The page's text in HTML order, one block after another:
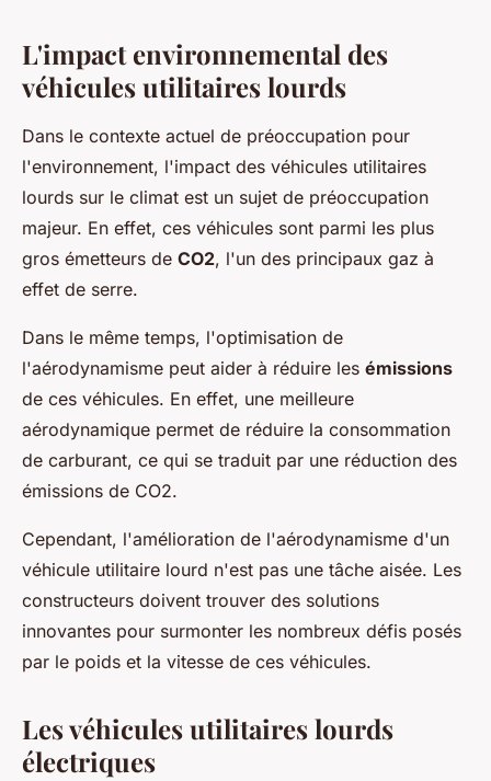
L'impact environnemental des
véhicules utilitaires lourds
Dans le contexte actuel de préoccupation pour
l'environnement, l'impact des véhicules utilitaires
lourds sur le climat est un sujet de préoccupation
majeur. En effet, ces véhicules sont parmi les plus
gros émetteurs de CO2, l'un des principaux gaz à
effet de serre.
Dans le même temps, l'optimisation de
l'aérodynamisme peut aider à réduire les émissions
de ces véhicules. En effet, une meilleure
aérodynamique permet de réduire la consommation
de carburant, ce qui se traduit par une réduction des
émissions de CO2.
Cependant, l'amélioration de l'aérodynamisme d'un
véhicule utilitaire lourd n'est pas une tâche aisée. Les
constructeurs doivent trouver des solutions
innovantes pour surmonter les nombreux défis posés
par le poids et la vitesse de ces véhicules.
Les véhicules utilitaires lourds
électriques